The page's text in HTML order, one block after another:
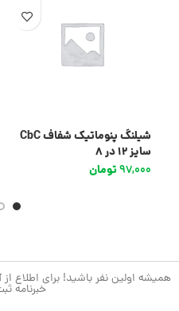
شیلنگ پنوماتیک شفاف CbC
سایز 12 در 8
97,000تومان
همیشه اولین نفر باشید! برای اطلاع
خبرنامه